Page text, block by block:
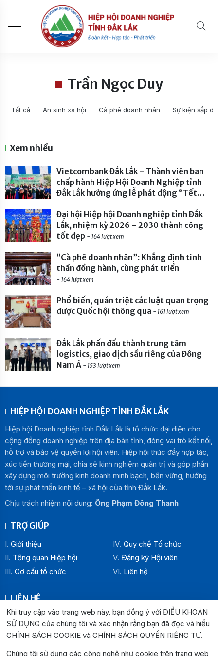
Trần Ngọc Duy
Tất cả An sinh xã hội Cà phê doanh nhân Sự kiện sắp
Xem nhiều
Vietcombank Đắk Lắk – Thành viên ban
chấp hành Hiệp Hội Doanh Nghiệp tỉnh
Đắk Lắk hưởng ứng lễ phát động “Tết
2026- 232 lượt xem
Đại hội Hiệp hội Doanh nghiệp tỉnh Đắk
Lắk, nhiệm kỳ 2026 – 2030 thành công
tốt đẹp - 164 lượt xem
“Cà phê doanh nhân”: Khẳng định tinh
thần đồng hành, cùng phát triển
- 164 lượt xem
Phổ biến, quán triệt các luật quan trọng
được Quốc hội thông qua - 161 lượt xem
Đắk Lắk phấn đấu thành trung tâm
logistics, giao dịch sầu riêng của Đông
Nam Á - 153 lượt xem
HIỆP HỘI DOANH NGHIỆP TỈNH ĐẮK LẮK
Hiệp hội Doanh nghiệp tỉnh Đắk Lắk là tổ chức đại diện cho
cộng đồng doanh nghiệp trên địa bàn tỉnh, đóng vai trò kết nối,
hỗ trợ và bảo vệ quyền lợi hội viên. Hiệp hội thúc đẩy hợp tác,
xúc tiến thương mại, chia sẻ kinh nghiệm quản trị và góp phần
xây dựng môi trường kinh doanh minh bạch, bền vững, hướng
tới sự phát triển kinh tế – xã hội của tỉnh Đắk Lắk.
Chịu trách nhiệm nội dung: Ông Phạm Đông Thanh
TRỢ GIÚP
Giới thiệu
Tổng quan Hiệp hội
Cơ cấu tổ chức
Quy chế Tổ chức
Đăng ký Hội viên
Liên hệ
LIÊN HỆ
Địa chỉ:
Văn phòng Hiệp hội Doanh nghiệp tỉnh Đắk Lắk: Số 33
Trường Chinh , P. Buôn Ma Thuột, tỉnh Đắk Lắk
Văn phòng Đại diện khu vực phía Đông: Số 04 Lê Lợi, P.
Khi truy cập vào trang web này, bạn đồng ý với ĐIỀU KHOẢN
SỬ DỤNG của chúng tôi và xác nhận rằng bạn đã đọc và hiểu
CHÍNH SÁCH COOKIE và CHÍNH SÁCH QUYỀN RIÊNG TƯ.
Chúng tôi sử dụng các công nghệ như cookie trên trang web